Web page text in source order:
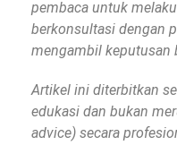
pembaca untuk
berkonsultasi dengan
mengambil keputusan
Artikel ini diterbitkan
edukasi dan bukan
advice) secara